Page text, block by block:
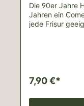
Die 90er Jahre
Jahren ein
jede Frisur
deine
du sie bei der
waschen.
7,90 €*